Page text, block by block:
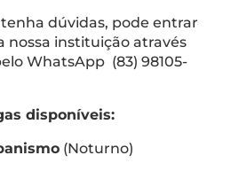
dúvidas, pode entrar
nossa instituição através
WhatsApp (83) 98105-
disponíveis:
(Noturno)